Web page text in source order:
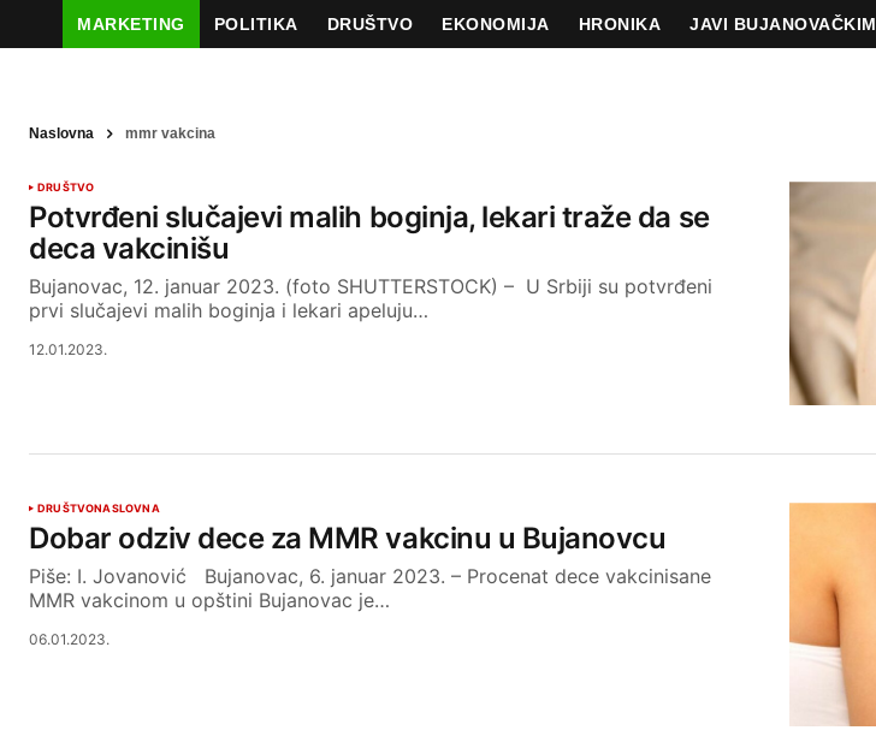
MARKETING POLITIKA DRUŠTVO EKONOMIJA HRONIKA JAVI BUJANOVAČKIM
Naslovna mmr vakcina
DRUŠTVO
Potvrđeni slučajevi malih boginja, lekari traže da se
deca vakcinišu
Bujanovac, 12. januar 2023. (foto SHUTTERSTOCK) – U Srbiji su potvrđeni
prvi slučajevi malih boginja i lekari apeluju…
12.01.2023.
DRUŠTVONASLOVNA
Dobar odziv dece za MMR vakcinu u Bujanovcu
Piše: I. Jovanović Bujanovac, 6. januar 2023. – Procenat dece vakcinisane
MMR vakcinom u opštini Bujanovac je…
06.01.2023.